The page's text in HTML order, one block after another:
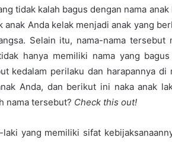
tidak kalah bagus dengan nama
anak Anda kelak menjadi anak yang
Selain itu, nama-nama tersebut
hanya memiliki nama yang
kedalam perilaku dan harapannya di
Anda, dan berikut ini naka anak
nama tersebut? Check this out!
yang memiliki sifat